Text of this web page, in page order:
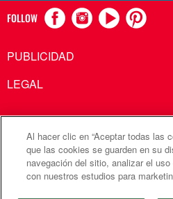
FOLLOW
PUBLICIDAD
LEGAL
Comunicaciones Metodistas
Iglesia
©2026Comunicaciones
Al hacer clic en “Aceptar todas las
que las cookies se guarden en su
navegación del sitio, analizar el
con nuestros estudios para